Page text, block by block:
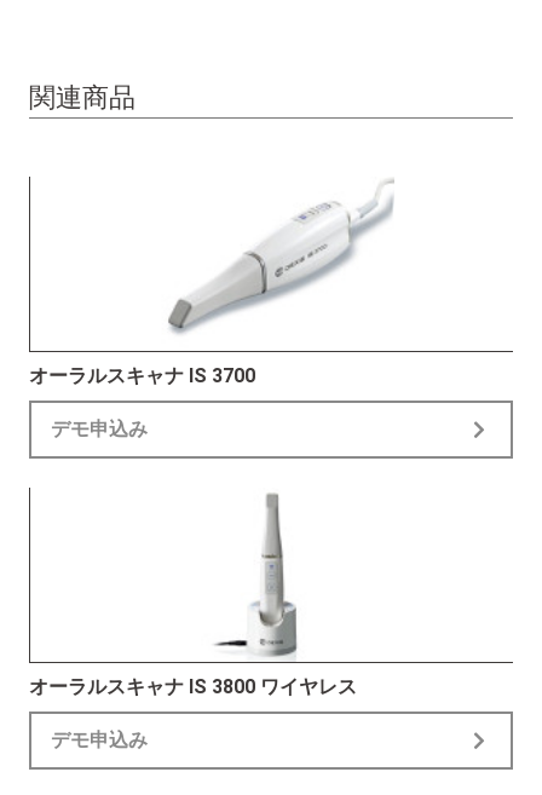
関連商品
オーラルスキャナ IS 3700
デモ申込み
オーラルスキャナ IS 3800 ワイヤレス
デモ申込み